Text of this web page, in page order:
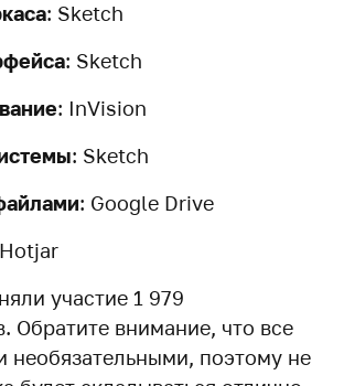
: Sketch
: Sketch
: InVision
: Sketch
: Google Drive
участие 1 979
Обратите внимание, что все
необязательными, поэтому не